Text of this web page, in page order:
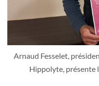
Arnaud Fesselet,
Hippolyte, présente